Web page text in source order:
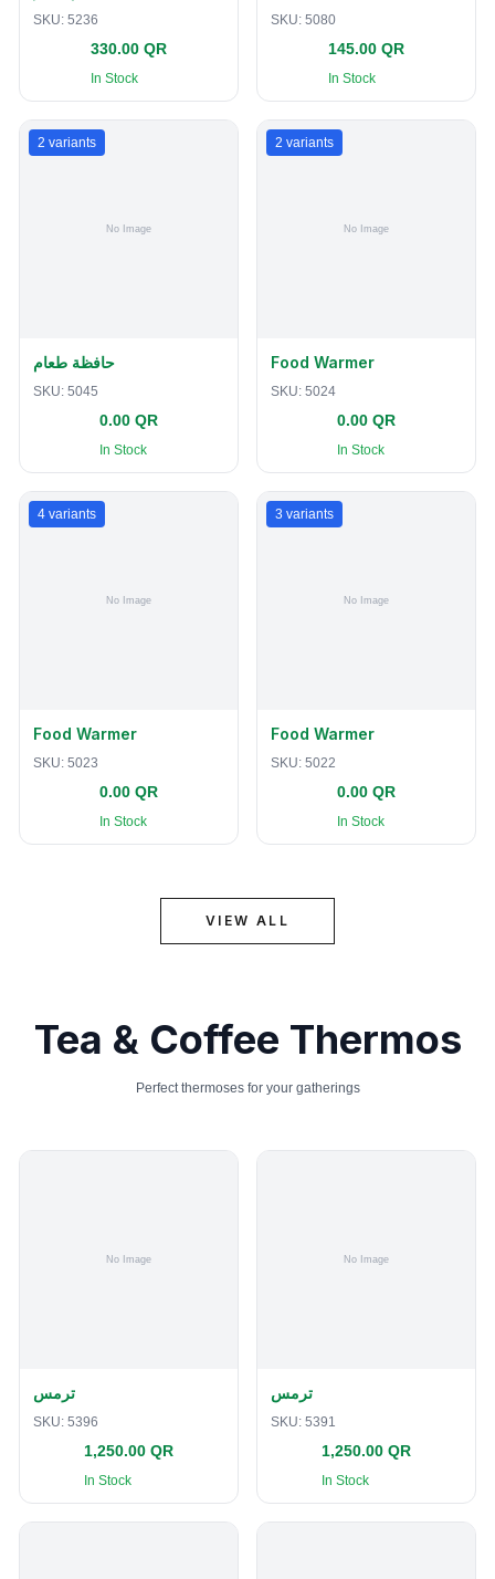
SKU: 5236
330.00 QR
In Stock
SKU: 5080
145.00 QR
In Stock
2 variants
حافظة طعام
SKU: 5045
0.00 QR
In Stock
2 variants
Food Warmer
SKU: 5024
0.00 QR
In Stock
4 variants
Food Warmer
SKU: 5023
0.00 QR
In Stock
3 variants
Food Warmer
SKU: 5022
0.00 QR
In Stock
VIEW ALL
Tea & Coffee Thermos
Perfect thermoses for your gatherings
ترمس
SKU: 5396
1,250.00 QR
In Stock
ترمس
SKU: 5391
1,250.00 QR
In Stock